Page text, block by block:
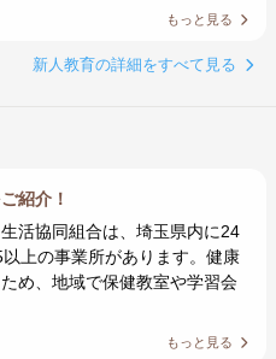
もっと見る
新人教育の詳細をすべて見る
紹介！
活協同組合は、埼玉県内に24
上の事業所があります。健康
め、地域で保健教室や学習会
もっと見る